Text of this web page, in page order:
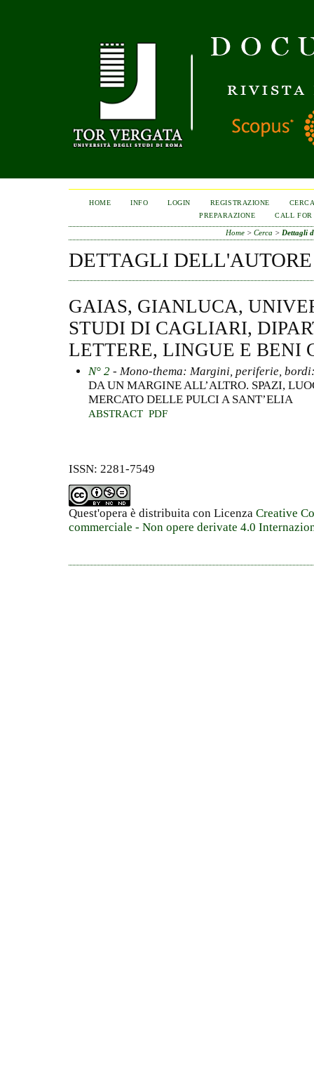
HOME INFO LOGIN REGISTRAZIONE
PREPARAZIONE
CALL FOR
Home> Cerca > Dettagli
DETTAGLI DELL'AUTORE
GAIAS, GIANLUCA,
STUDI DI CAGLIARI,
LETTERE, LINGUE E BENI
N° 2 - Mono-thema: Margini, periferie,
DA UN MARGINE ALL’ALTRO. SPAZI,
MERCATO DELLE PULCI A SANT’ELIA
ABSTRACT PDF
ISSN: 2281-7549
Quest'opera è distribuita con Licenza Creative
commerciale - Non opere derivate 4.0